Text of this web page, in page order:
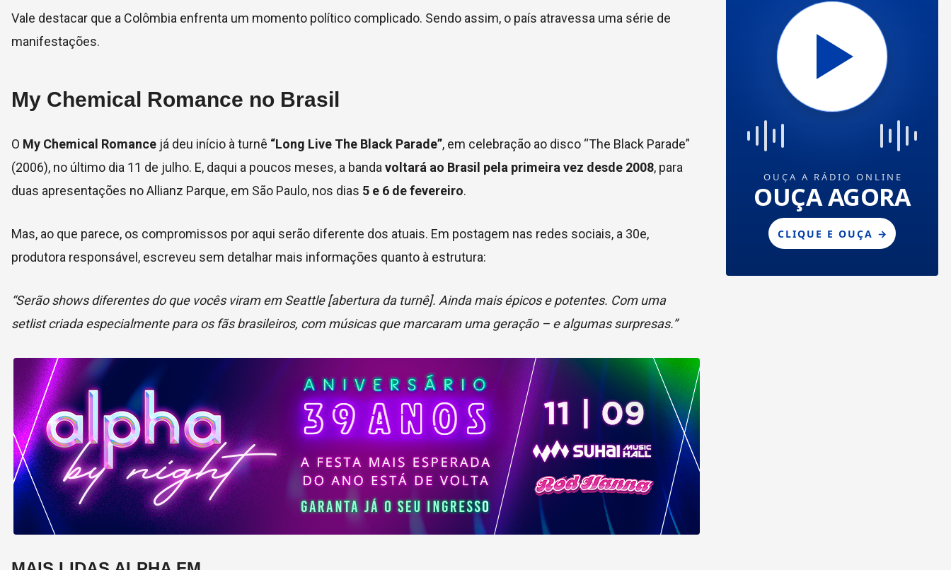
Vale destacar que a Colômbia enfrenta um momento político complicado. Sendo assim, o país atravessa uma série de
manifestações.
My Chemical Romance no Brasil
O My Chemical Romance já deu início à turnê “Long Live The Black Parade”, em celebração ao disco “The Black Parade”
(2006), no último dia 11 de julho. E, daqui a poucos meses, a banda voltará ao Brasil pela primeira vez desde 2008, para
duas apresentações no Allianz Parque, em São Paulo, nos dias 5 e 6 de fevereiro.
Mas, ao que parece, os compromissos por aqui serão diferente dos atuais. Em postagem nas redes sociais, a 30e,
produtora responsável, escreveu sem detalhar mais informações quanto à estrutura:
“Serão shows diferentes do que vocês viram em Seattle [abertura da turnê]. Ainda mais épicos e potentes. Com uma
setlist criada especialmente para os fãs brasileiros, com músicas que marcaram uma geração – e algumas surpresas.”